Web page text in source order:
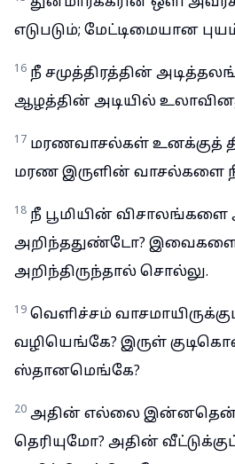
எடுபடும்; மேட்டிமையான
16 நீ சமுத்திரத்தின்
ஆழத்தின் அடியில்
17 மரணவாசல்கள் உனக்குத்
மரண இருளின் வாசல்களை
18 நீ பூமியின் விசாலங்களை
அறிந்ததுண்டோ?
அறிந்திருந்தால் சொல்லு.
19 வெளிச்சம்
வழியெங்கே? இருள்
ஸ்தானமெங்கே?
20 அதின் எல்லை
தெரியுமோ? அதின்